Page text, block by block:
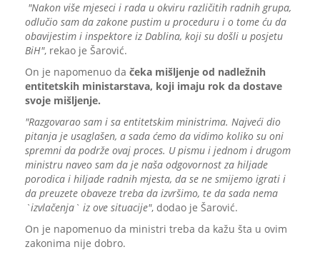
"Nakon više mjeseci i rada u okviru različitih radnih grupa,
odlučio sam da zakone pustim u proceduru i o tome ću da
obavijestim i inspektore iz Dablina, koji su došli u posjetu
BiH", rekao je Šarović.
On je napomenuo da čeka mišljenje od nadležnih
entitetskih ministarstava, koji imaju rok da dostave
svoje mišljenje.
"Razgovarao sam i sa entitetskim ministrima. Najveći dio
pitanja je usaglašen, a sada ćemo da vidimo koliko su oni
spremni da podrže ovaj proces. U pismu i jednom i drugom
ministru naveo sam da je naša odgovornost za hiljade
porodica i hiljade radnih mjesta, da se ne smijemo igrati i
da preuzete obaveze treba da izvršimo, te da sada nema
`izvlačenja` iz ove situacije", dodao je Šarović.
On je napomenuo da ministri treba da kažu šta u ovim
zakonima nije dobro.